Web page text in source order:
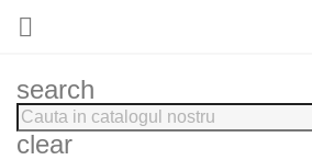

search
clear